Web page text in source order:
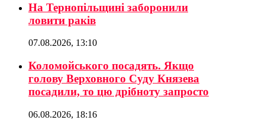
На Тернопільщині заборонили
ловити раків
07.08.2026, 13:10
Коломойського посадять. Якщо
голову Верховного Суду Князева
посадили, то цю дрібноту запросто
06.08.2026, 18:16